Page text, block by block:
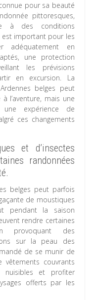
pour sa beauté
pittoresques,
à des conditions
est important pour les
adéquatement en
une protection
les prévisions
en excursion. La
belges peut
l’aventure, mais une
une expérience de
ces changements
et d’insectes
randonnées
belges peut parfois
de moustiques
pendant la saison
rendre certaines
provoquant des
sur la peau des
de se munir de
couvrants
et profiter
offerts par les